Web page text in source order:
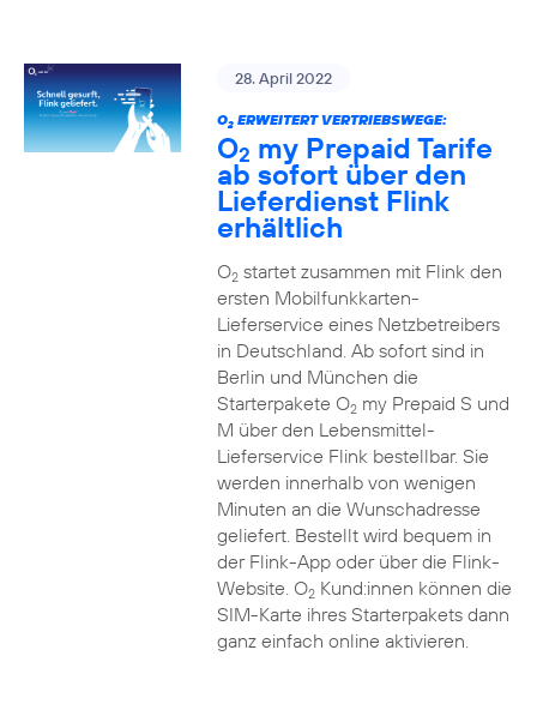
28. April 2022
O2ERWEITERT VERTRIEBSWEGE:
O2 my Prepaid Tarife
ab sofort über den
Lieferdienst Flink
erhältlich
O2startet zusammen mit Flink den
ersten Mobilfunkkarten-
Lieferservice eines Netzbetreibers
in Deutschland. Ab sofort sind in
Berlin und München die
Starterpakete O2my Prepaid S und
M über den Lebensmittel-
Lieferservice Flink bestellbar. Sie
werden innerhalb von wenigen
Minuten an die Wunschadresse
geliefert. Bestellt wird bequem in
der Flink-App oder über die Flink-
Website. O2Kund:innen können die
SIM-Karte ihres Starterpakets dann
ganz einfach online aktivieren.